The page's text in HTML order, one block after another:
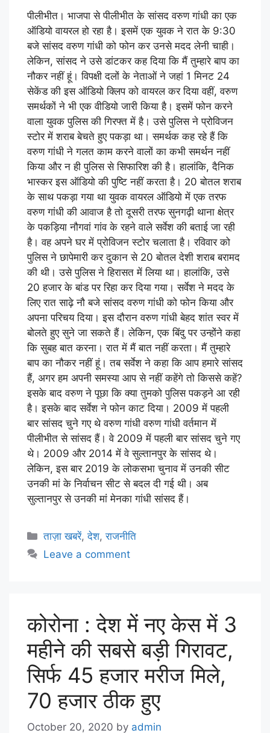
पीलीभीत। भाजपा से पीलीभीत के सांसद वरुण गांधी का एक
ऑडियो वायरल हो रहा है। इसमें एक युवक ने रात के 9:30
बजे सांसद वरुण गांधी को फोन कर उनसे मदद लेनी चाही।
लेकिन, सांसद ने उसे डांटकर कह दिया कि मैं तुम्हारे बाप का
नौकर नहीं हूं। विपक्षी दलों के नेताओं ने जहां 1 मिनट 24
सेकेंड की इस ऑडियो क्लिप को वायरल कर दिया वहीं, वरुण
समर्थकों ने भी एक वीडियो जारी किया है। इसमें फोन करने
वाला युवक पुलिस की गिरफ्त में है। उसे पुलिस ने प्रोविजन
स्टोर में शराब बेचते हुए पकड़ा था। समर्थक कह रहे हैं कि
वरुण गांधी ने गलत काम करने वालों का कभी समर्थन नहीं
किया और न ही पुलिस से सिफारिश की है। हालांकि, दैनिक
भास्कर इस ऑडियो की पुष्टि नहीं करता है। 20 बोतल शराब
के साथ पकड़ा गया था युवक वायरल ऑडियो में एक तरफ
वरुण गांधी की आवाज है तो दूसरी तरफ सुनगढ़ी थाना क्षेत्र
के पकड़िया नौगवां गांव के रहने वाले सर्वेश की बताई जा रही
है। वह अपने घर में प्रोविजन स्टोर चलाता है। रविवार को
पुलिस ने छापेमारी कर दुकान से 20 बोतल देशी शराब बरामद
की थी। उसे पुलिस ने हिरासत में लिया था। हालांकि, उसे
20 हजार के बांड पर रिहा कर दिया गया। सर्वेश ने मदद के
लिए रात साढ़े नौ बजे सांसद वरुण गांधी को फोन किया और
अपना परिचय दिया। इस दौरान वरुण गांधी बेहद शांत स्वर में
बोलते हुए सुने जा सकते हैं। लेकिन, एक बिंदु पर उन्होंने कहा
कि सुबह बात करना। रात में मैं बात नहीं करता। मैं तुम्हारे
बाप का नौकर नहीं हूं। तब सर्वेश ने कहा कि आप हमारे सांसद
हैं, अगर हम अपनी समस्या आप से नहीं कहेंगे तो किससे कहें?
इसके बाद वरुण ने पूछा कि क्या तुमको पुलिस पकड़ने आ रही
है। इसके बाद सर्वेश ने फोन काट दिया। 2009 में पहली
बार सांसद चुने गए थे वरुण गांधी वरुण गांधी वर्तमान में
पीलीभीत से सांसद हैं। वे 2009 में पहली बार सांसद चुने गए
थे। 2009 और 2014 में वे सुल्तानपुर के सांसद थे।
लेकिन, इस बार 2019 के लोकसभा चुनाव में उनकी सीट
उनकी मां के निर्वाचन सीट से बदल दी गई थी। अब
सुल्तानपुर से उनकी मां मेनका गांधी सांसद हैं।
ताज़ा खबरें,देश,राजनीति
Leave a comment
कोरोना : देश में नए केस में 3
महीने की सबसे बड़ी गिरावट,
सिर्फ 45 हजार मरीज मिले,
70 हजार ठीक हुए
October 20, 2020 by admin